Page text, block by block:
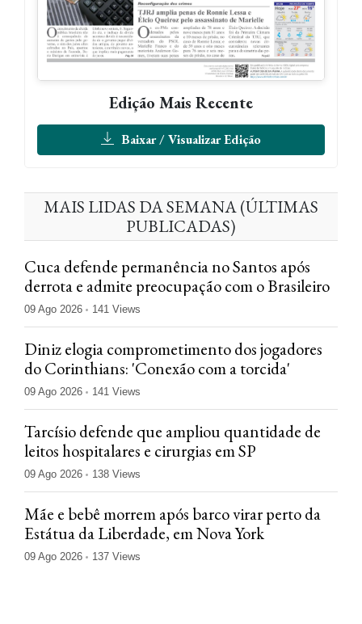
Edição Mais Recente
Baixar / Visualizar Edição
MAIS LIDAS DA SEMANA (ÚLTIMAS
PUBLICADAS)
Cuca defende permanência no Santos após
derrota e admite preocupação com o Brasileiro
09 Ago 2026 141 Views
Diniz elogia comprometimento dos jogadores
do Corinthians: 'Conexão com a torcida'
09 Ago 2026 141 Views
Tarcísio defende que ampliou quantidade de
leitos hospitalares e cirurgias em SP
09 Ago 2026 138 Views
Mãe e bebê morrem após barco virar perto da
Estátua da Liberdade, em Nova York
09 Ago 2026 137 Views